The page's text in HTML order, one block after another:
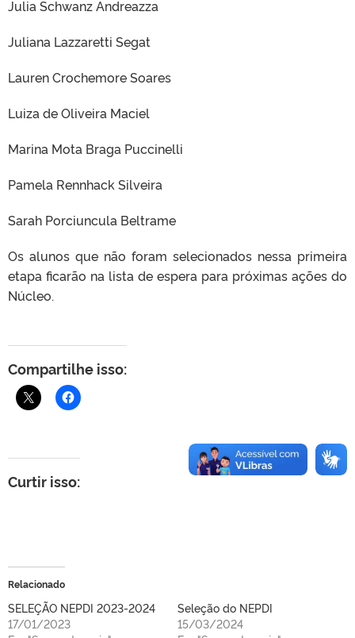
Julia Schwanz Andreazza
Juliana Lazzaretti Segat
Lauren Crochemore Soares
Luiza de Oliveira Maciel
Marina Mota Braga Puccinelli
Pamela Rennhack Silveira
Sarah Porciuncula Beltrame
Os alunos que não foram selecionados nessa primeira
etapa ficarão na lista de espera para próximas ações do
Núcleo.
Compartilhe isso:
Curtir isso:
Relacionado
SELEÇÃO NEPDI 2023-2024
17/01/2023
Seleção do NEPDI
15/03/2024